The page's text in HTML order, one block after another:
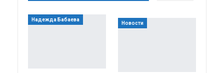
Надежда Бабаева
Новости